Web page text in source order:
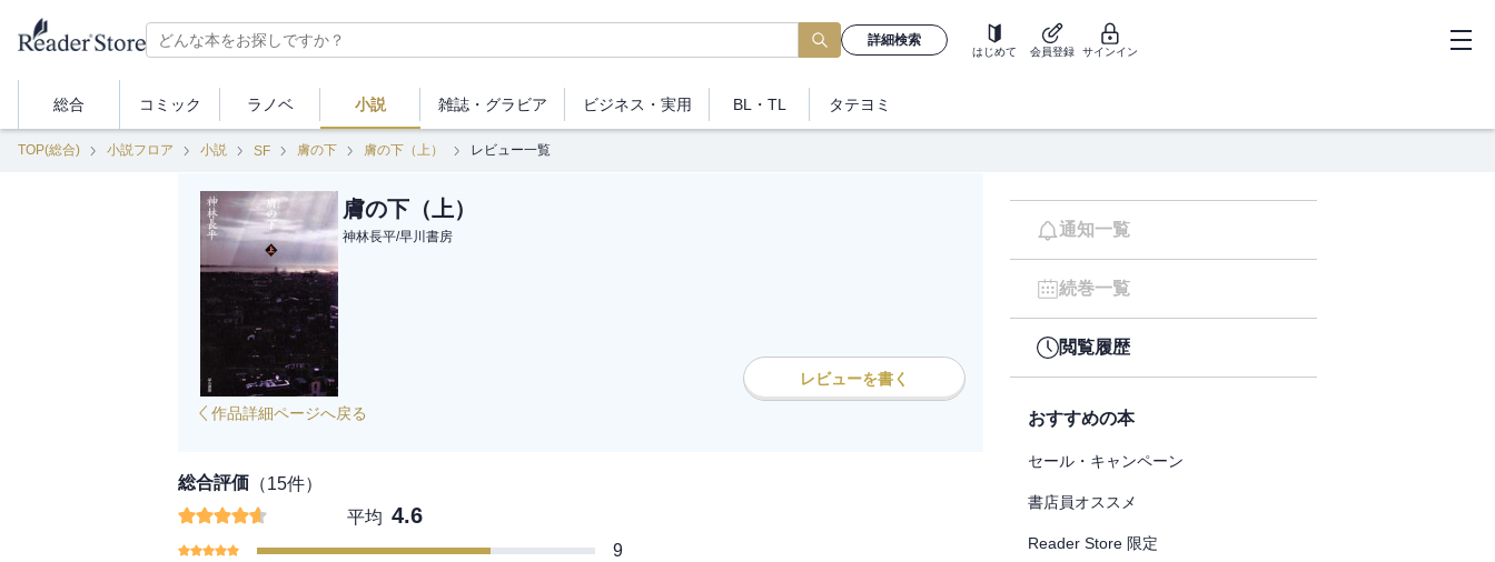
詳細検索
はじめて 会員登録 サインイン
総合 コミック ラノベ 小説 雑誌・ グラビア ビジネス ・実用 BL・TL タテヨミ
TOP(総合) 小説フロア 小説 SF 膚の下 膚の下（上） レビュー一覧
膚の下（上）
神林長平/早川書房
レビューを書く
作品詳細ページへ戻る
総合評価 （15件）
平均 4.6
9
通知一覧
続巻一覧
閲覧履歴
おすすめの本
セール・キャンペーン
書店員オススメ
Reader Store 限定